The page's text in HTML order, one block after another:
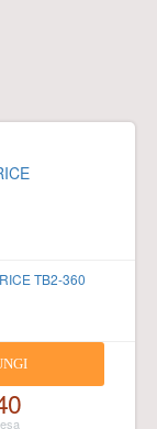
TB2-360